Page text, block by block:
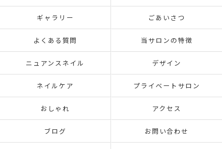
ギャラリー ごあいさつ
よくある質問 当サロンの特徴
ニュアンスネイル デザイン
ネイルケア プライベートサロン
おしゃれ アクセス
ブログ お問い合わせ